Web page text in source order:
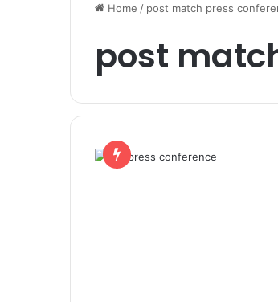
Home / post match press
post